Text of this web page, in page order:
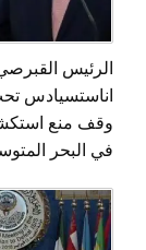
الرئيس
اناستسيادس
وقف منع
في البحر